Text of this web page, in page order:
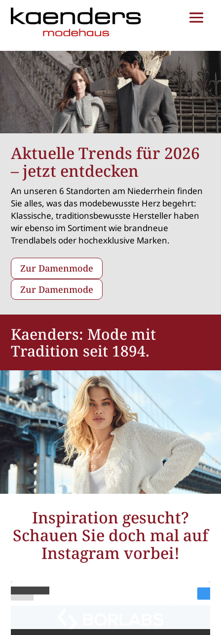
Aktuelle Trends für 2026
– jetzt entdecken
An unseren 6 Standorten am Niederrhein finden
Sie alles, was das modebewusste Herz begehrt:
Klassische, traditionsbewusste Hersteller haben
wir ebenso im Sortiment wie brandneue
Trendlabels oder hochexklusive Marken.
Zur Damenmode
Zur Damenmode
Kaenders: Mode mit
Tradition seit 1894.
Inspiration gesucht?
Schauen Sie doch mal auf
Instagram vorbei!